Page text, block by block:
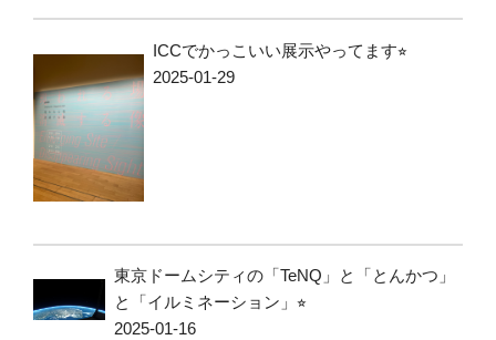
ICCでかっこいい展示やってます⭐︎
2025-01-29
東京ドームシティの「TeNQ」と「とんかつ」
と「イルミネーション」⭐︎
2025-01-16